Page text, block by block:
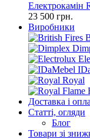
Електрокамін
23 500 грн.
Виробники
Royal
Доставка і
Статті, огляди
Блог
Товари зі